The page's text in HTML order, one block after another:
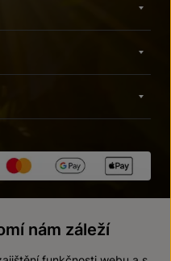
nám záleží